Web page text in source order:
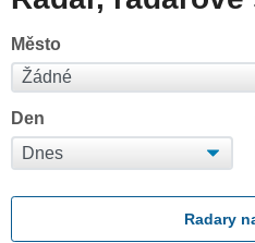
Město
Den
Radary